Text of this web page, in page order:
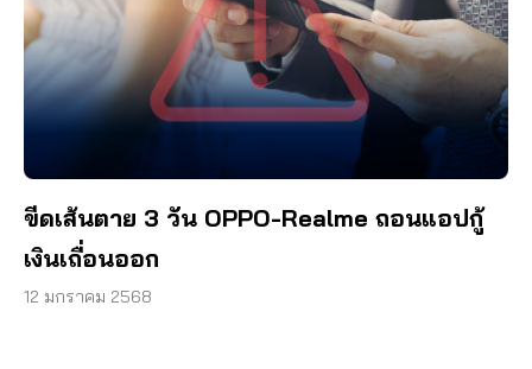
ขีดเส้นตาย 3 วัน OPPO-Realme ถอนแอปกู้
เงินเถื่อนออก
12 มกราคม 2568